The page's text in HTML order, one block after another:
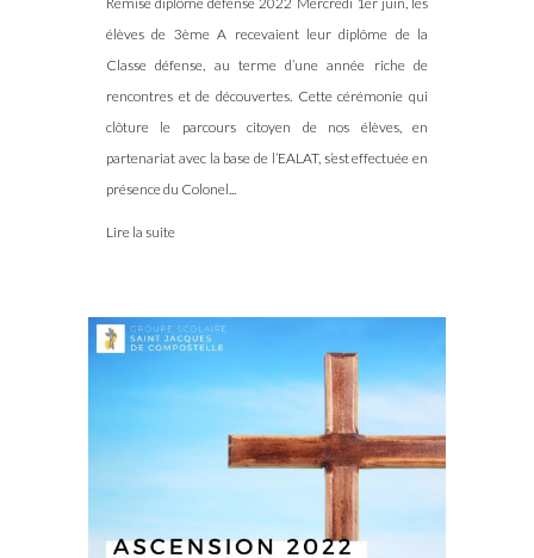
élèves de 3ème A recevaient leur diplôme de la
Classe défense, au terme d’une année riche de
rencontres et de découvertes. Cette cérémonie qui
clôture le parcours citoyen de nos élèves, en
partenariat avec la base de l’EALAT, s’est effectuée en
présence du Colonel...
Lire la suite